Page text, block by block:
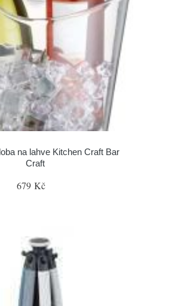
na lahve Kitchen Craft Bar
Craft
679 Kč